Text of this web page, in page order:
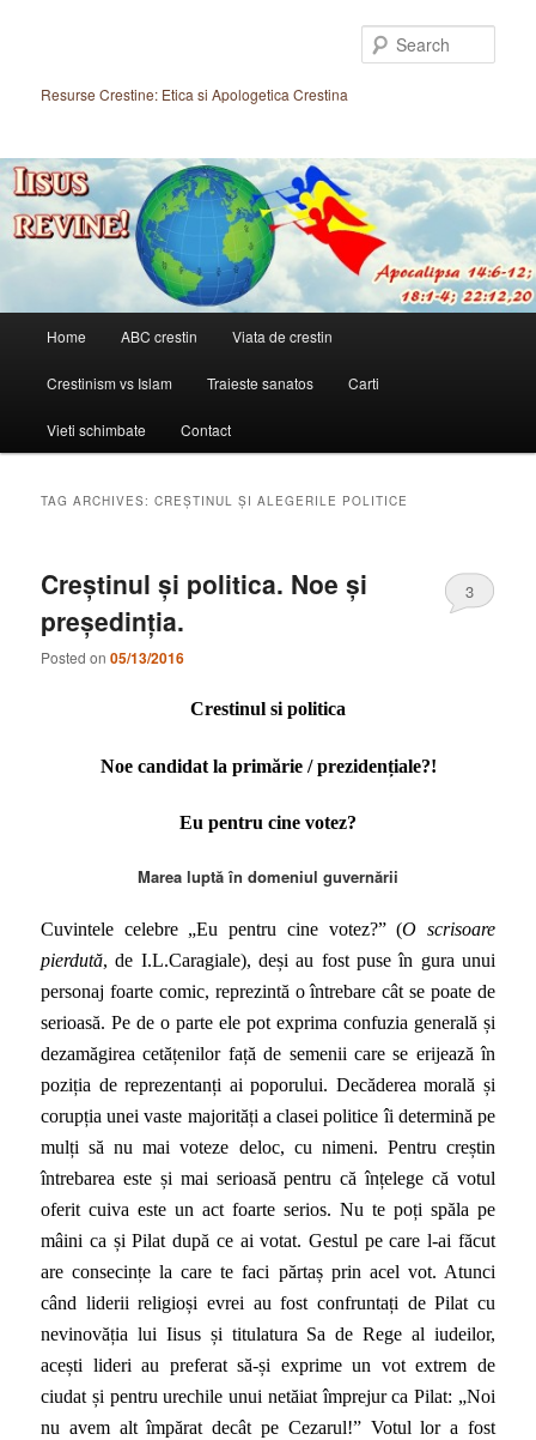
content
contentResurse Crestine: Etica si Apologetica Crestina
Home ABC crestin Viata de crestin
Crestinism vs Islam Traieste sanatos Carti
Vieti schimbate Contact
TAG ARCHIVES:CREȘTINUL ȘI ALEGERILE POLITICE
Creștinul și politica. Noe și
președinția.
Posted on05/13/2016
3
Crestinul si politica
Noe candidat la primărie / prezidențiale?!
Eu pentru cine votez?
Marea luptă în domeniul guvernării
Cuvintele celebre „Eu pentru cine votez?” (O scrisoare
pierdută, de I.L.Caragiale), deși au fost puse în gura unui
personaj foarte comic, reprezintă o întrebare cât se poate de
serioasă. Pe de o parte ele pot exprima confuzia generală și
dezamăgirea cetățenilor față de semenii care se erijează în
poziția de reprezentanți ai poporului. Decăderea morală și
corupția unei vaste majorități a clasei politice îi determină pe
mulți să nu mai voteze deloc, cu nimeni. Pentru creștin
întrebarea este și mai serioasă pentru că înțelege că votul
oferit cuiva este un act foarte serios. Nu te poți spăla pe
mâini ca și Pilat după ce ai votat. Gestul pe care l-ai făcut
are consecințe la care te faci părtaș prin acel vot. Atunci
când liderii religioși evrei au fost confruntați de Pilat cu
nevinovăția lui Iisus și titulatura Sa de Rege al iudeilor,
acești lideri au preferat să-și exprime un vot extrem de
ciudat și pentru urechile unui netăiat împrejur ca Pilat: „Noi
nu avem alt împărat decât pe Cezarul!” Votul lor a fost